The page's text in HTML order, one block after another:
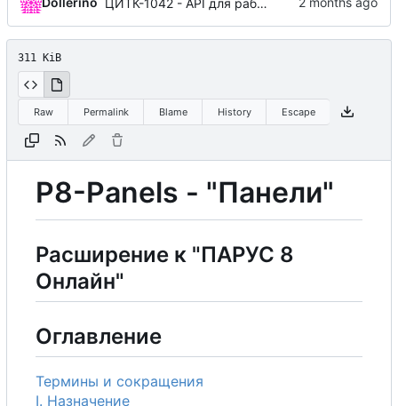
ЦИТК-1042 - API для работы с настройками панелей
311 KiB
Raw Permalink Blame History Escape
P8-Panels - "Панели"
Расширение к "ПАРУС 8
Онлайн"
Оглавление
Термины и сокращения
I. Назначение